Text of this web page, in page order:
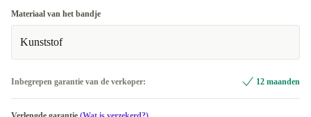
Materiaal van het bandje
Kunststof
Inbegrepen garantie van de verkoper: 12 maanden